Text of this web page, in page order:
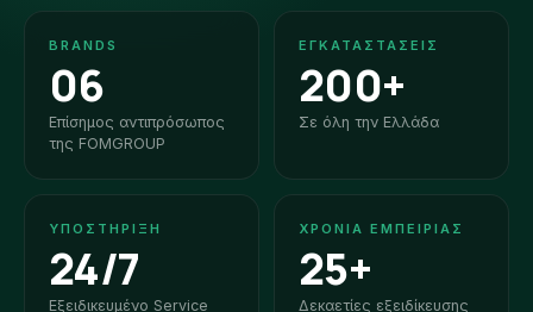
BRANDS
06
Επίσημος αντιπρόσωπος
της FOMGROUP
ΕΓΚΑΤΑΣΤΆΣΕΙΣ
200+
Σε όλη την Ελλάδα
ΥΠΟΣΤΉΡΙΞΗ
24/7
Εξειδικευμένο Service
ΧΡΌΝΙΑ ΕΜΠΕΙΡΊΑΣ
25+
Δεκαετίες εξειδίκευσης